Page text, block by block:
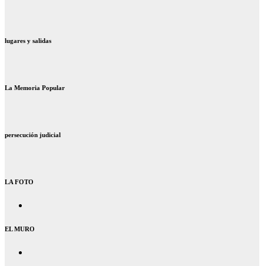
lugares y salidas
La Memoria Popular
persecución judicial
LA FOTO
EL MURO